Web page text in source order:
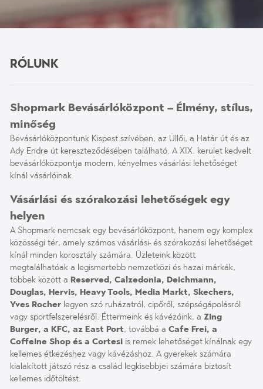
Rólunk
Shopmark Bevásárlóközpont – Élmény, stílus,
minőség
Bevásárlóközpontunk Kispest szívében, az Üllői, a Határ út és az
Ady Endre út kereszteződésében található. A XIX. kerület kedvelt
bevásárlóközpontja modern, kényelmes vásárlási lehetőséget
kínál vásárlóinak.
Vásárlási és szórakozási lehetőségek egy
helyen
A Shopmark nemcsak egy bevásárlóközpont, hanem egy komplex
közösségi tér, amely számos vásárlási- és szórakozási lehetőséget
kínál minden korosztály számára. Üzleteink között
megtalálhatóak a legismertebb nemzetközi és hazai márkák,
többek között a Reserved, Calzedonia, Deichmann,
Douglas, Hervis, Heavy Tools, Media Markt, Skechers,
Yves Rocher legyen szó ruházatról, cipőről, szépségápolásról
vagy sportfelszerelésről. Éttermeink és kávézóink, a Zing
Burger, a KFC, az East Port, továbbá a Cafe Frei, a
Coffeine Shop és a Cortesi is remek lehetőséget kínálnak egy
kellemes étkezéshez vagy kávézáshoz. A gyerekek számára
kialakított játszó rész a család legkisebbjei számára biztosít
kellemes időtöltést.